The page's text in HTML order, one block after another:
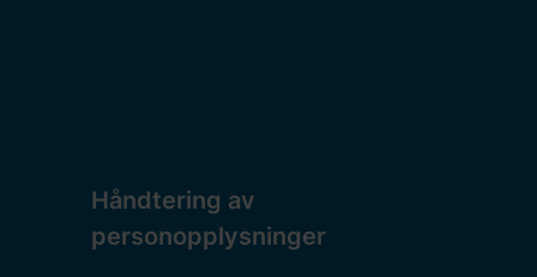
Håndtering av
personopplysninger